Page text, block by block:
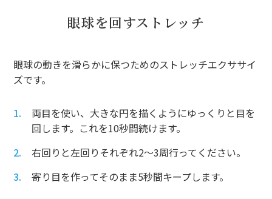
眼球を回すストレッチ
眼球の動きを滑らかに保つためのストレッチエクササイ
ズです。
両目を使い、大きな円を描くようにゆっくりと目を
回します。これを10秒間続けます。
右回りと左回りそれぞれ2〜3周行ってください。
寄り目を作ってそのまま5秒間キープします。